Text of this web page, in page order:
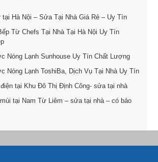
tại Hà Nội – Sửa Tại Nhà Giá Rẻ – Uy Tín
Từ Chefs Tại Nhà Tại Hà Nội Uy Tín
Nóng Lạnh Sunhouse Uy Tín Chất Lượng
Nóng Lạnh ToshiBa, Dịch Vụ Tại Nhà Uy Tín
tại Khu Đô Thị Định Công- sửa tại nhà
tại Nam Từ Liêm – sửa tại nhà – có bảo